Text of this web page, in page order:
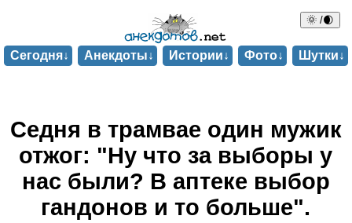
🌞 /🌒
Сегодня↓ Анекдоты↓ Истории↓ Фото↓ Шутки↓
Седня в трамвае один мужик
отжог: "Ну что за выборы у
нас были? В аптеке выбор
гандонов и то больше".